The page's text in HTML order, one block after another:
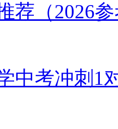
荐（2026
中考冲刺1